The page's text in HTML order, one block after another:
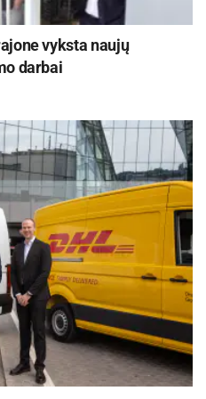
prekės ženklas
atpažįstamumas
įvaizdis, nuolat
ilgainiui nusėda
akimirksniu
vyksta naujų
darbai